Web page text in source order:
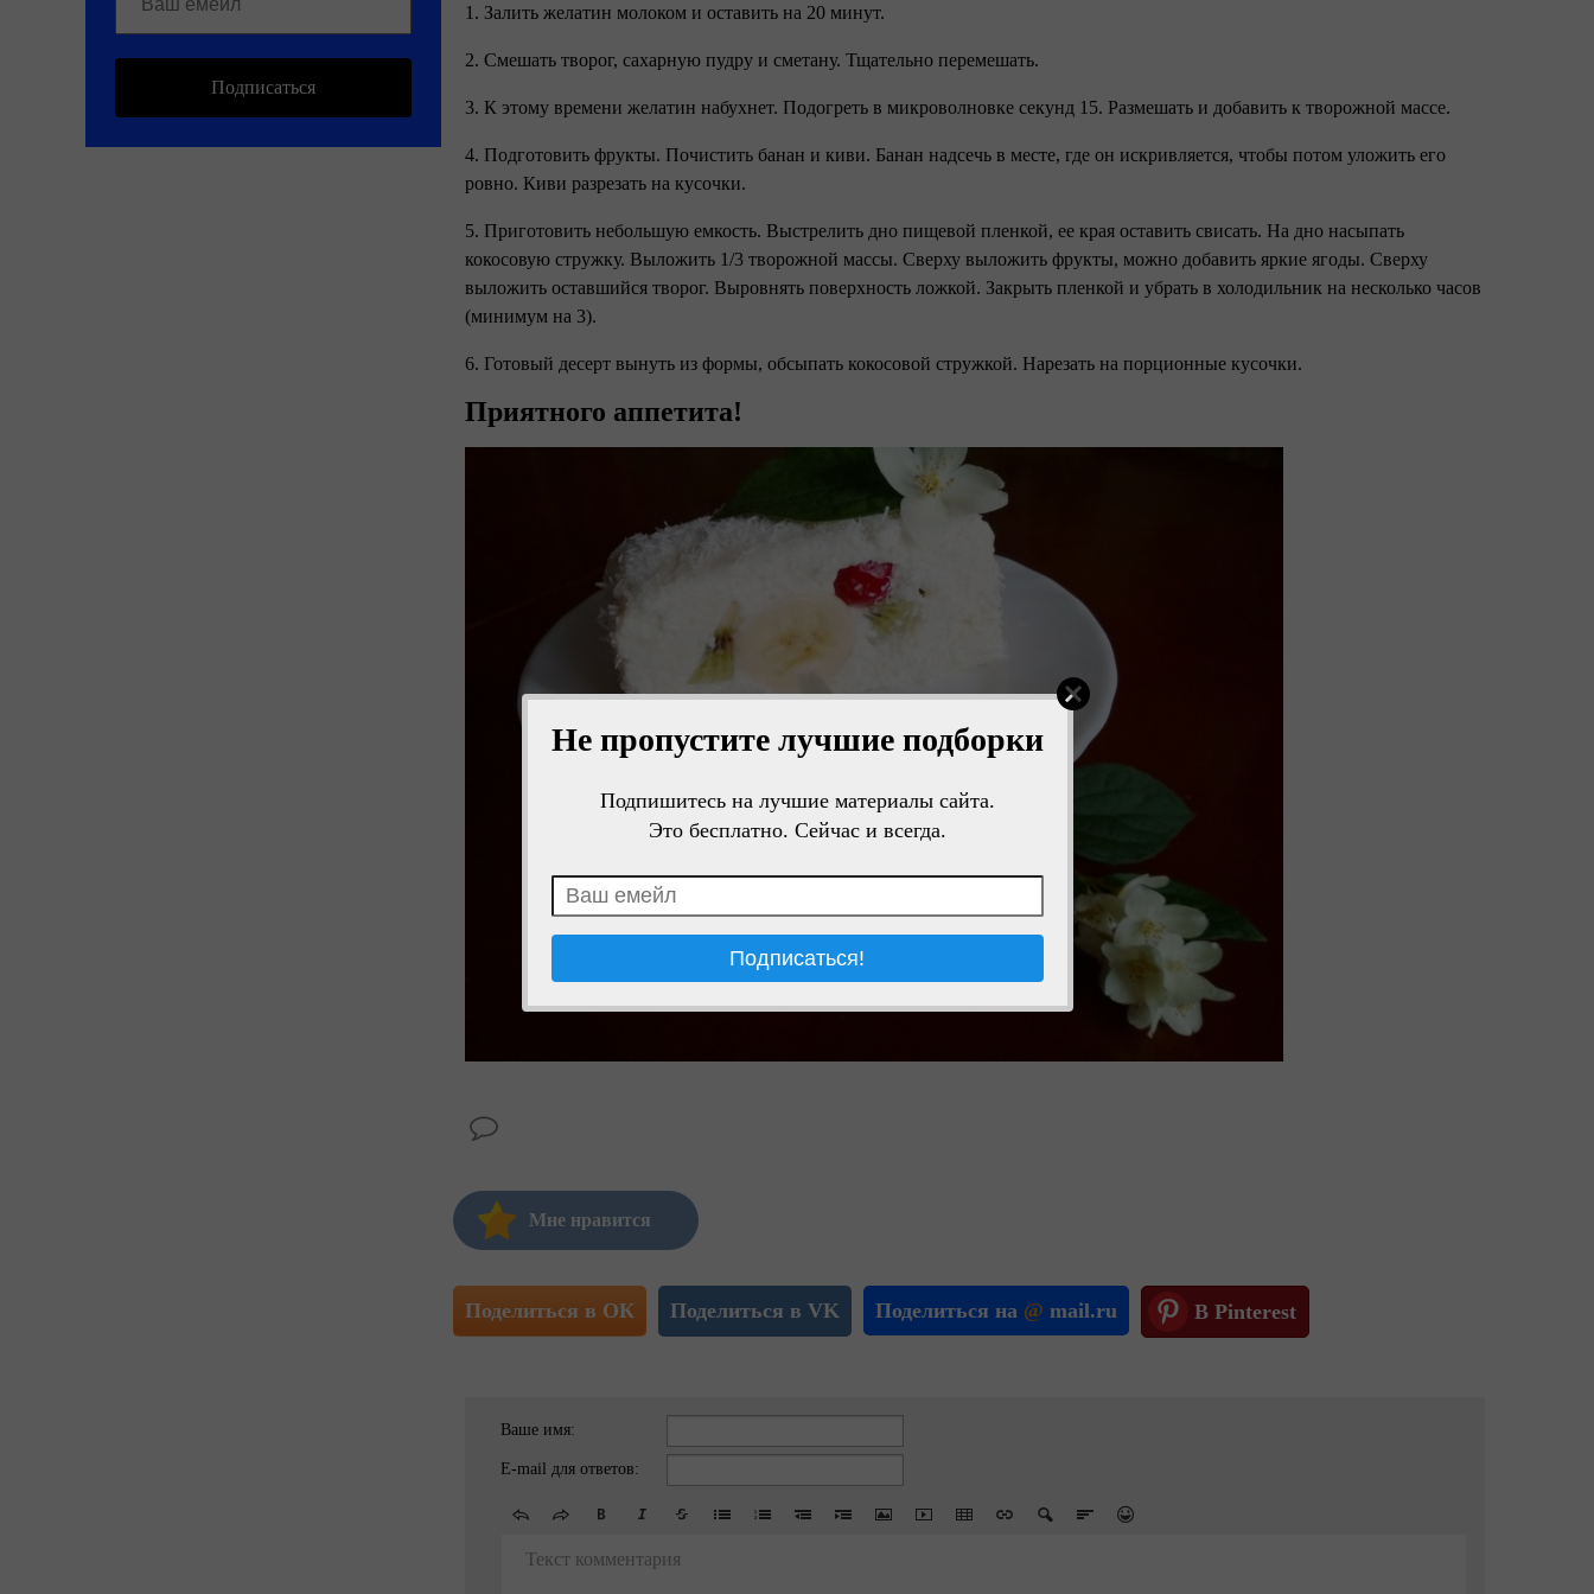
Не пропустите лучшие подборки
Подпишитесь на лучшие материалы сайта.
Это бесплатно. Сейчас и всегда.
Подписаться
1. Залить желатин молоком и оставить на 20 минут.
2. Смешать творог, сахарную пудру и сметану. Тщательно перемешать.
3. К этому времени желатин набухнет. Подогреть в микроволновке секунд 15. Размешать и добавить к творожной массе.
4. Подготовить фрукты. Почистить банан и киви. Банан надсечь в месте, где он искривляется, чтобы потом уложить его
ровно. Киви разрезать на кусочки.
5. Приготовить небольшую емкость. Выстрелить дно пищевой пленкой, ее края оставить свисать. На дно насыпать
кокосовую стружку. Выложить 1/3 творожной массы. Сверху выложить фрукты, можно добавить яркие ягоды. Сверху
выложить оставшийся творог. Выровнять поверхность ложкой. Закрыть пленкой и убрать в холодильник на несколько часов
(минимум на 3).
6. Готовый десерт вынуть из формы, обсыпать кокосовой стружкой. Нарезать на порционные кусочки.
Приятного аппетита!
Мне нравится
Поделиться в ОК Поделиться в VK Поделиться на @ mail.ru В Pinterest
Ваше имя:
E-mail для ответов:
Текст комментария